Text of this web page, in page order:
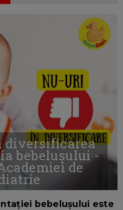
diversificarea
bebelușului -
de
bebelușului este